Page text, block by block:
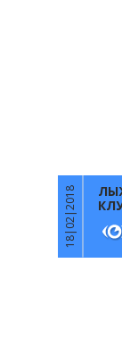
18|02|2018